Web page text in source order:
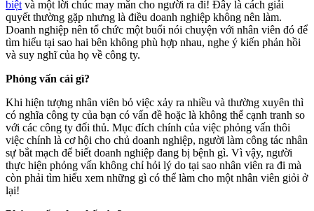
biệt và một lời chúc may mắn cho người ra đi! Đây là cách giải
quyết thường gặp nhưng là điều doanh nghiệp không nên làm.
Doanh nghiệp nên tổ chức một buổi nói chuyện với nhân viên đó để
tìm hiểu tại sao hai bên không phù hợp nhau, nghe ý kiến phản hồi
và suy nghĩ của họ về công ty.
Phỏng vấn cái gì?
Khi hiện tượng nhân viên bỏ việc xảy ra nhiều và thường xuyên thì
có nghĩa công ty của bạn có vấn đề hoặc là không thể cạnh tranh so
với các công ty đối thủ. Mục đích chính của việc phỏng vấn thôi
việc chính là cơ hội cho chủ doanh nghiệp, người làm công tác nhân
sự bắt mạch để biết doanh nghiệp đang bị bệnh gì. Vì vậy, người
thực hiện phỏng vấn không chỉ hỏi lý do tại sao nhân viên ra đi mà
còn phải tìm hiểu xem những gì có thể làm cho một nhân viên giỏi ở
lại!